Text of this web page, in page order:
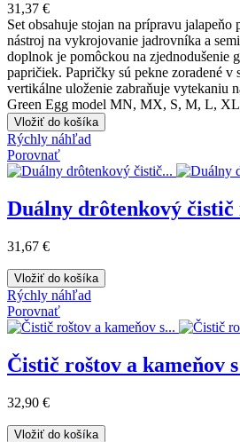
31,37 €
Set obsahuje stojan na prípravu
nástroj na vykrojovanie jadrovníka a
doplnok je pomôckou na zjednodušenie
papričiek. Papričky sú pekne zoradené v
vertikálne uloženie zabraňuje vytekaniu
Green Egg model MN, MX, S, M, L,
Vložiť do košíka
Rýchly náhľad
Porovnať
Duálny drôtenkový
31,67 €
Vložiť do košíka
Rýchly náhľad
Porovnať
Čistič roštov a kameňov
32,90 €
Vložiť do košíka